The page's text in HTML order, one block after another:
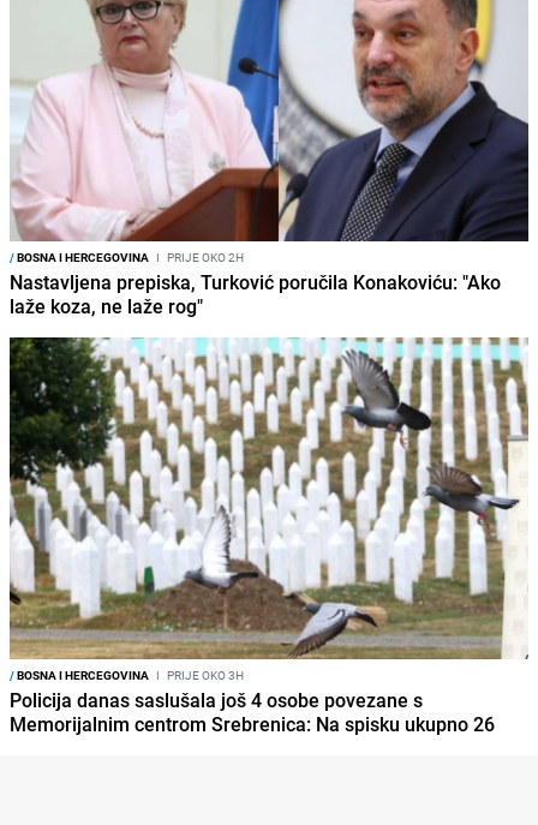
/BOSNA I HERCEGOVINA I PRIJE OKO 2H
Nastavljena prepiska, Turković poručila Konakoviću: "Ako
laže koza, ne laže rog"
/BOSNA I HERCEGOVINA I PRIJE OKO 3H
Policija danas saslušala još 4 osobe povezane s
Memorijalnim centrom Srebrenica: Na spisku ukupno 26